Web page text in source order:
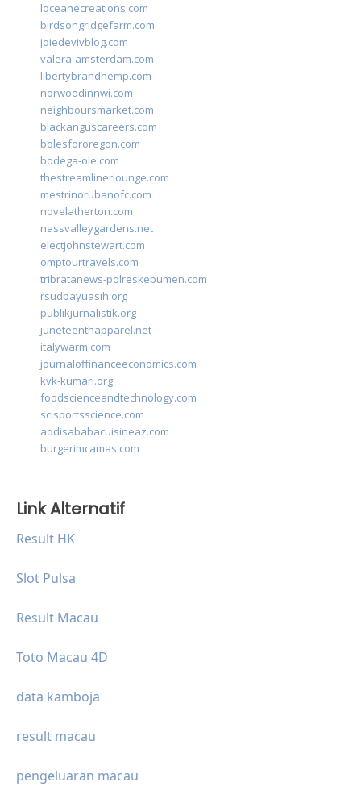
loceanecreations.com
birdsongridgefarm.com
joiedevivblog.com
valera-amsterdam.com
libertybrandhemp.com
norwoodinnwi.com
neighboursmarket.com
blackanguscareers.com
bolesfororegon.com
bodega-ole.com
thestreamlinerlounge.com
mestrinorubanofc.com
novelatherton.com
nassvalleygardens.net
electjohnstewart.com
omptourtravels.com
tribratanews-polreskebumen.com
rsudbayuasih.org
publikjurnalistik.org
juneteenthapparel.net
italywarm.com
journaloffinanceeconomics.com
kvk-kumari.org
foodscienceandtechnology.com
scisportsscience.com
addisababacuisineaz.com
burgerimcamas.com
Link Alternatif
Result HK
Slot Pulsa
Result Macau
Toto Macau 4D
data kamboja
result macau
pengeluaran macau